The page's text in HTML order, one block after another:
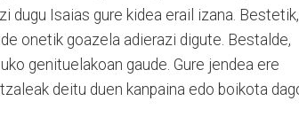
dugu Isaias gure kidea erail izana. Bestetik,
onetik goazela adierazi digute. Bestalde,
genituelakoan gaude. Gure jendea ere
deitu duen kanpaina edo boikota